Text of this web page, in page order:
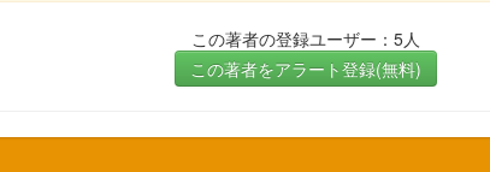
この著者の登録ユーザー：5人
この著者をアラート登録(無料)